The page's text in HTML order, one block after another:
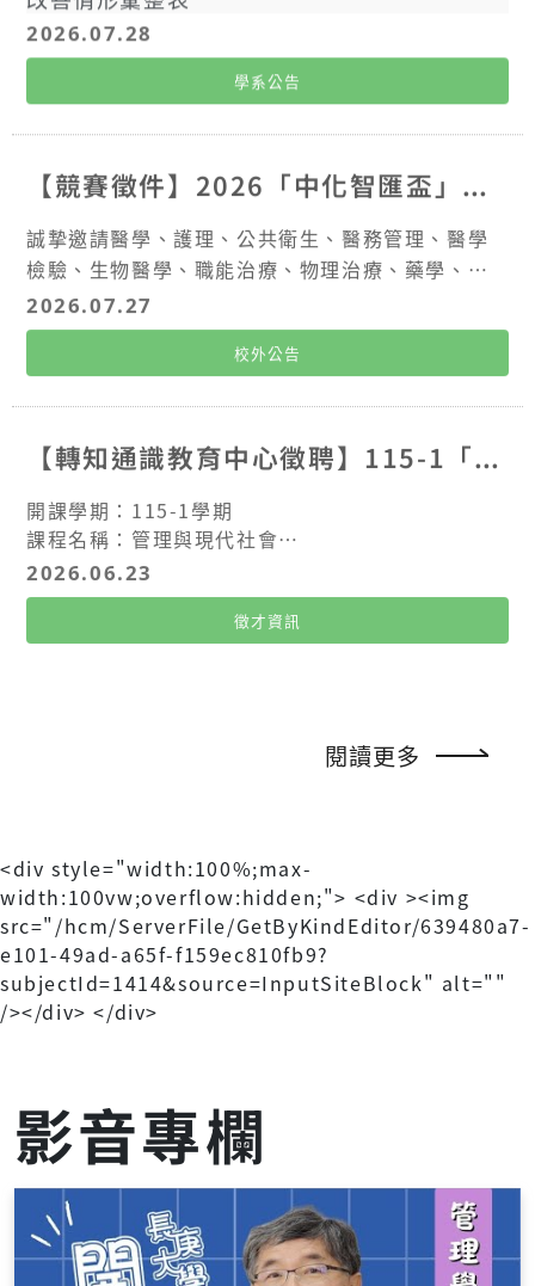
2026.07.28
學系公告
【競賽徵件】2026「中化智匯盃」數位創新競賽徵件
誠摯邀請醫學、護理、公共衛生、醫務管理、醫學
檢驗、生物醫學、職能治療、物理治療、藥學、生
物科技、生命科學及其他醫療健康相關領域學生組
隊參與，結合臨床專業與AI應用能力，透過真實企
業命題，共同探索智慧醫療與智慧製藥的創新解決
2026.07.27
校外公告
【轉知通識教育中心徵聘】115-1「管理與現代社會」課程教學助理 (TA)
開課學期：115-1學期
課程名稱：管理與現代社會
開課單位：通識教育中心
上課時間：週一 13:10-16:00 及 週二 13:10-16:0
2026.06.23
徵才資訊
閱讀更多
<div style="width:100%;max-
width:100vw;overflow:hidden;"> <div ><img
src="/hcm/ServerFile/GetByKindEditor/639480a7-
e101-49ad-a65f-f159ec810fb9?
subjectId=1414&source=InputSiteBlock" alt=""
/></div> </div>
影音專欄